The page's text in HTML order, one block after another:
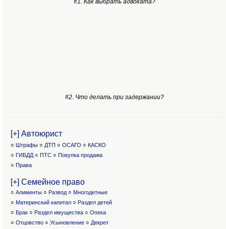
#2. Что делать при задержании?
[+] Автоюрист
○ Штрафы ○ ДТП ○ ОСАГО ○ КАСКО
○ ГИБДД ○ ПТС ○ Покупка продажа
○ Права
[+] Семейное право
○ Алименты ○ Развод ○ Многодетные
○ Материнский капитал○ Раздел детей
○ Брак ○ Раздел имущества ○ Опека
○ Отцовство○ Усыновление ○ Декрет